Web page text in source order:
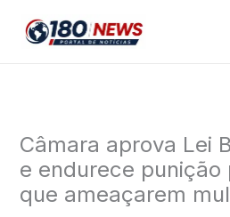
para
Câmara aprova Lei
e endurece punição
que ameaçarem